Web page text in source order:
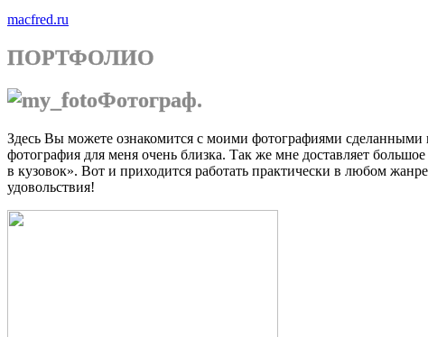
macfred.ru
ПОРТФОЛИО
Фотограф.
Здесь Вы можете ознакомится с моими фотографиями сделанными
фотография для меня очень близка. Так же мне доставляет большое
в кузовок». Вот и приходится работать практически в любом
удовольствия!